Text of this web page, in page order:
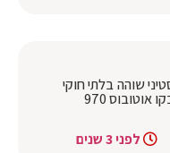
שוהה בלתי חוקי
970
לפני 3 שנים